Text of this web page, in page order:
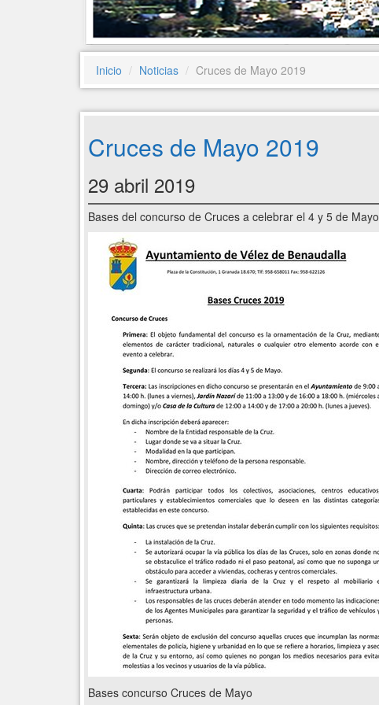
Inicio Noticias Cruces de Mayo 2019
Cruces de Mayo 2019
29 abril 2019
Bases del concurso de Cruces a celebrar el 4 y 5 de Mayo
Bases concurso Cruces de Mayo